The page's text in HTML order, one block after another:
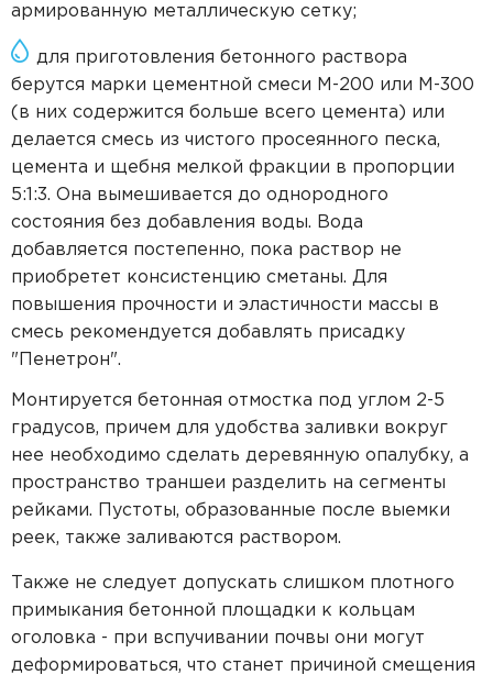
армированную металлическую сетку;
для приготовления бетонного раствора
берутся марки цементной смеси М-200 или М-300
(в них содержится больше всего цемента) или
делается смесь из чистого просеянного песка,
цемента и щебня мелкой фракции в пропорции
5:1:3. Она вымешивается до однородного
состояния без добавления воды. Вода
добавляется постепенно, пока раствор не
приобретет консистенцию сметаны. Для
повышения прочности и эластичности массы в
смесь рекомендуется добавлять присадку
"Пенетрон".
Монтируется бетонная отмостка под углом 2-5
градусов, причем для удобства заливки вокруг
нее необходимо сделать деревянную опалубку, а
пространство траншеи разделить на сегменты
рейками. Пустоты, образованные после выемки
реек, также заливаются раствором.
Также не следует допускать слишком плотного
примыкания бетонной площадки к кольцам
оголовка - при вспучивании почвы они могут
деформироваться, что станет причиной смещения